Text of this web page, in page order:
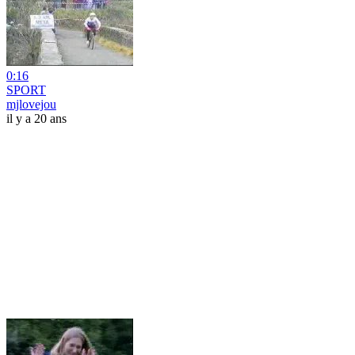
0:16
SPORT
mjlovejou
il y a 20 ans